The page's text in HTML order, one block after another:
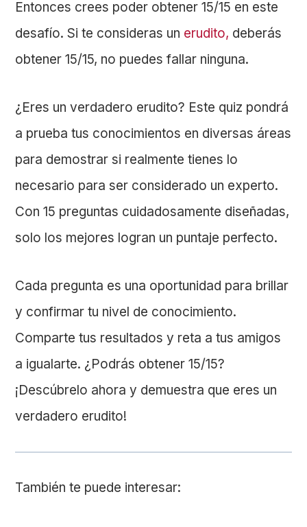
Entonces crees poder obtener 15/15 en este
desafío. Si te consideras un erudito, deberás
obtener 15/15, no puedes fallar ninguna.
¿Eres un verdadero erudito? Este quiz pondrá
a prueba tus conocimientos en diversas áreas
para demostrar si realmente tienes lo
necesario para ser considerado un experto.
Con 15 preguntas cuidadosamente diseñadas,
solo los mejores logran un puntaje perfecto.
Cada pregunta es una oportunidad para brillar
y confirmar tu nivel de conocimiento.
Comparte tus resultados y reta a tus amigos
a igualarte. ¿Podrás obtener 15/15?
¡Descúbrelo ahora y demuestra que eres un
verdadero erudito!
También te puede interesar: